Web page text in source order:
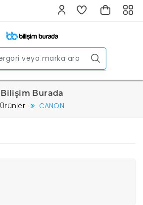
Bilişim Burada
Ürünler CANON